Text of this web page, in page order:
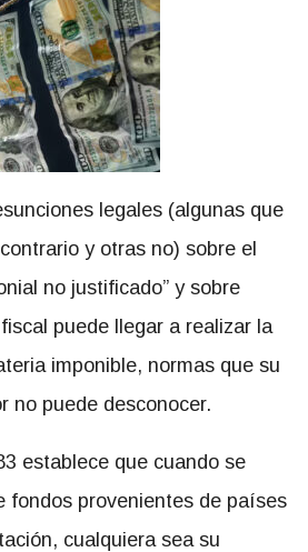
legales (algunas que
y otras no) sobre el
no justificado” y sobre
puede llegar a realizar la
imponible, normas que su
no puede desconocer.
establece que cuando se
fondos provenientes de países
cualquiera sea su